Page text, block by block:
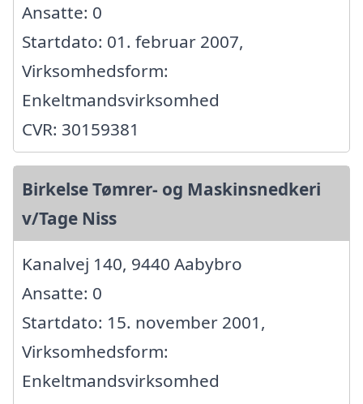
Ansatte: 0
Startdato: 01. februar 2007,
Virksomhedsform:
Enkeltmandsvirksomhed
CVR: 30159381
Birkelse Tømrer- og Maskinsnedkeri
v/Tage Niss
Kanalvej 140, 9440 Aabybro
Ansatte: 0
Startdato: 15. november 2001,
Virksomhedsform:
Enkeltmandsvirksomhed